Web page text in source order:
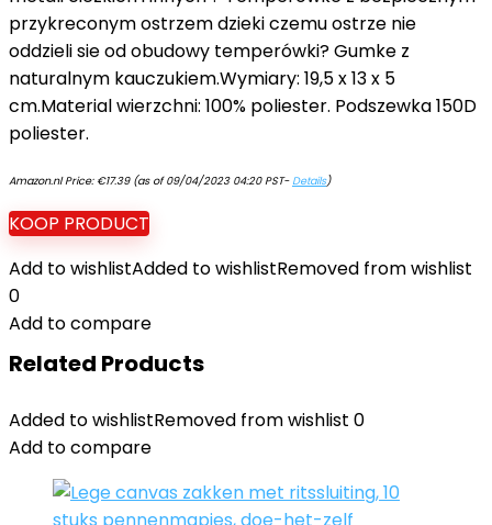
przykreconym ostrzem dzieki czemu ostrze nie
oddzieli sie od obudowy temperówki? Gumke z
naturalnym kauczukiem.Wymiary: 19,5 x 13 x 5
cm.Material wierzchni: 100% poliester. Podszewka 150D
poliester.
Amazon.nl Price: €17.39(as of 09/04/2023 04:20 PST-Details)
KOOP PRODUCT
Add to wishlistAdded to wishlistRemoved from wishlist
0
Add to compare
Related Products
Added to wishlistRemoved from wishlist 0
Add to compare